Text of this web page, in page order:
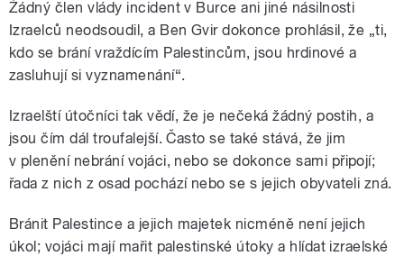
Žádný člen vlády incident v Burce ani jiné násilnosti
Izraelců neodsoudil, a Ben Gvir dokonce prohlásil, že „ti,
kdo se brání vraždícím Palestincům, jsou hrdinové a
zasluhují si vyznamenání“.
Izraelští útočníci tak vědí, že je nečeká žádný postih, a
jsou čím dál troufalejší. Často se také stává, že jim
v plenění nebrání vojáci, nebo se dokonce sami připojí;
řada z nich z osad pochází nebo se s jejich obyvateli zná.
Bránit Palestince a jejich majetek nicméně není jejich
úkol; vojáci mají mařit palestinské útoky a hlídat izraelské